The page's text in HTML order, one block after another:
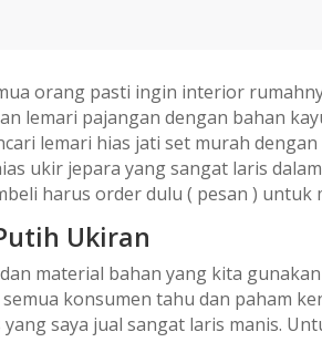
orang pasti ingin interior
lemari pajangan dengan bahan
lemari hias jati set murah
ukir jepara yang sangat laris
harus order dulu ( pesan )
Ukiran
material bahan yang kita
konsumen tahu dan paham
saya jual sangat laris manis.